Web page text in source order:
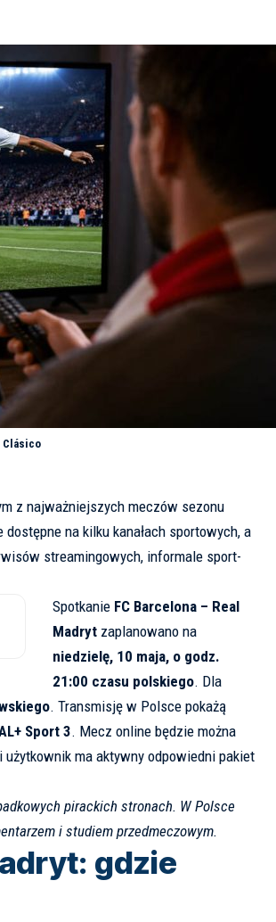
Clásico
z najważniejszych meczów sezonu
na kilku kanałach sportowych, a
streamingowych, informale sport-
Spotkanie FC Barcelona – Real
Madrytzaplanowano na
niedzielę, 10 maja, o godz.
21:00 czasu polskiego. Dla
. Transmisję w Polsce pokażą
Sport 3. Mecz online będzie można
użytkownik ma aktywny odpowiedni pakiet
pirackich stronach. W Polsce
i studiem przedmeczowym.
gdzie